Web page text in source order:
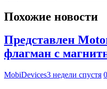
Похожие новости
Представлен
флагман с
MobiDevices3 недели спустя 0